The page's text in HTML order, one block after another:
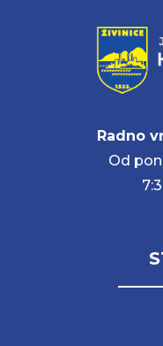
Radno
Od